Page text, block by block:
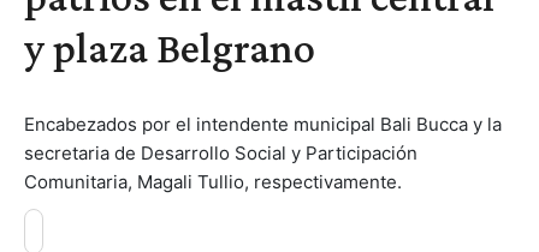
y plaza Belgrano
Encabezados por el intendente municipal Bali Bucca y la
secretaria de Desarrollo Social y Participación
Comunitaria, Magali Tullio, respectivamente.